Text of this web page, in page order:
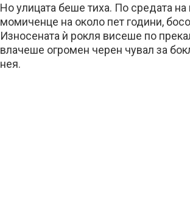
Но улицата беше тиха. По средата
момиченце на около пет години,
Износената ѝ рокля висеше по
влачеше огромен черен чувал за
нея.